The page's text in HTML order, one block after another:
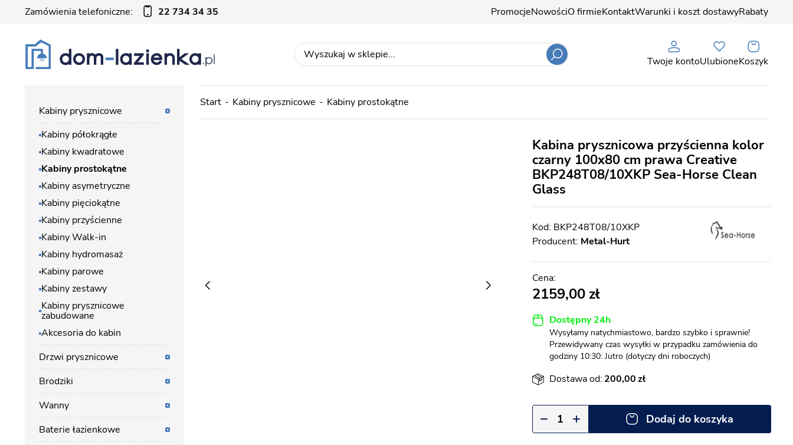
Zamówienia telefoniczne: 22 734 34 35 PromocjeNowościO firmieKontaktWarunki i koszt dostawyRabaty
Twoje kontoUlubioneKoszyk
Start Kabiny prysznicowe Kabiny prostokątne
Kabina prysznicowa przyścienna kolor
czarny 100x80 cm prawa Creative
BKP248T08/10XKP Sea-Horse Clean
Glass
BKP248T08/10XKP
Producent: Metal-Hurt
2159,00
Dostępny 24h
Wysyłamy natychmiastowo, bardzo szybko i sprawnie!
Przewidywany czas wysyłki w przypadku zamówienia do
godziny 10:30: Jutro (dotyczy dni roboczych)
Dostawa od: 200,00
Dodaj do koszyka
Kabiny prysznicowe
Kabiny półokrągłe
Kabiny kwadratowe
Kabiny prostokątne
Kabiny asymetryczne
Kabiny pięciokątne
Kabiny przyścienne
Kabiny Walk-in
Kabiny hydromasaż
Kabiny parowe
Kabiny zestawy
Kabiny prysznicowe
zabudowane
Akcesoria do kabin
Drzwi prysznicowe
Brodziki
Wanny
Baterie łazienkowe